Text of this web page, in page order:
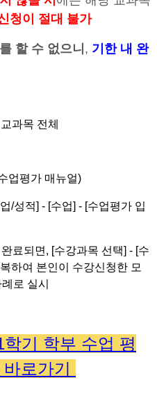
청이 절대 불가
할 수 없으니 , 기한 내 완
과목 전체
업평가 매뉴얼)
/성적] - [수업] - [수업평가 입
료되면 , [수강과목 선택] - [수
하여 본인이 수강신청한 모
로 실시
기 학부 수업 평
로가기